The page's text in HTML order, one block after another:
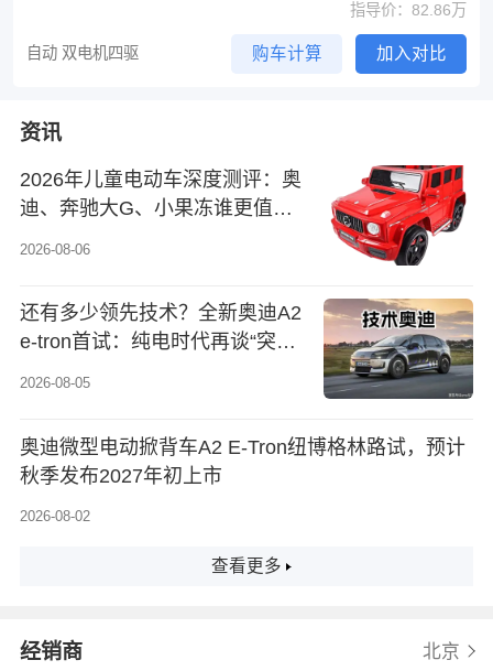
指导价：82.86万
自动 双电机四驱 购车计算 加入对比
资讯
2026年儿童电动车深度测评：奥
迪、奔驰大G、小果冻谁更值得
2026-08-06
还有多少领先技术？全新奥迪A2
e-tron首试：纯电时代再谈“突破
2026-08-05
奥迪微型电动掀背车A2 E-Tron纽博格林路试，预计
秋季发布2027年初上市
2026-08-02
查看更多
经销商 北京